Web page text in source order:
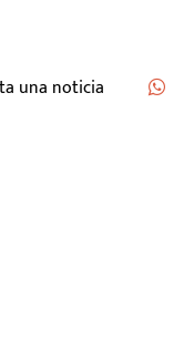
una noticia